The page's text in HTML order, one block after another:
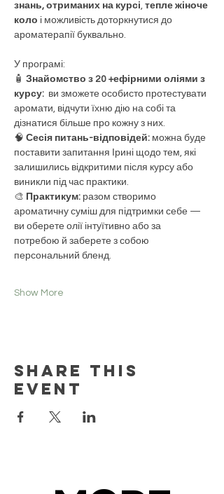
знань, отриманих на курсі, тепле жіноче
коло і можливість доторкнутися до
ароматерапії буквально.
У програмі:
🧴 Знайомство з 20 +ефірними оліями з
курсу: ви зможете особисто протестувати
аромати, відчути їхню дію на собі та
дізнатися більше про кожну з них.
🧠 Сесія питань-відповідей: можна буде
поставити запитання Ірині щодо тем, які
залишились відкритими після курсу або
виникли під час практики.
🎨 Практикум: разом створимо
ароматичну суміш для підтримки себе —
ви оберете олії інтуїтивно або за
потребою й заберете з собою
персональний бленд.
Show More
Share this
event